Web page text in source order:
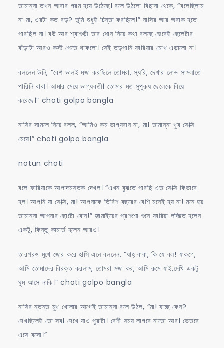
তামান্না তখন আবার গরম হয়ে উঠেছে। বলে উঠলো বিছানা থেকে, “বলেছিলাম
না মা, ওরটা কত বড়? তুমি শুধুই চিন্তা করছিলে!” নাসির আর অবাক হতে
পারছিল না। বউ আর শ্বাশুড়ী তার ধোন নিয়ে কথা বলছে ভেবেই ছেলেটার
বাঁড়াটা আরও কস্ট পেতে থাকলো। সেই তড়পানি ফারিয়ার চোখ এড়ালো না।
বললেন উনি, “বেশ ভালই মজা করছিলে তোমরা, স্যরি, দেখার লোভ সামলাতে
পারিনি বাবা। আমার মেয়ে ভাগ্যবতী। তোমার মত সুপুরুষ ছেলেকে বিয়ে
করেছে।” choti golpo bangla
নাসির সামলে নিয়ে বলল, “আমিও কম ভাগ্যবান না, মা। তামান্না খুব সেক্সি
মেয়ে।” choti golpo bangla
notun choti
বলে ফারিয়াকে আপাদমস্তক দেখল। “এখন বুঝতে পারছি এত সেক্সি কিভাবে
হল। আপনি যা সেক্সি, মা! আপনাকে তিরিশ বছরের বেশি মনেই হয় না! মনে হয়
তামান্না আপনার ছোটো বোন!” জামাইয়ের প্রশংশা শুনে ফারিয়া লজ্জিত হলেন
একটু, কিন্তু কামার্ত হলেন আরও।
তারপরও মুখে জোর করে হাসি এনে বললেন, “যাহ্ বাবা, কি যে বল! যাকগে,
আমি তোমাদের বিরক্ত করলাম, তোমরা মজা কর, আমি রুমে যাই,দেখি একটু
ঘুম আসে নাকি।” choti golpo bangla
নাসির ন্তন্ত মুখ খোলার আগেই তামান্না বলে উঠল, “মা! যাচ্ছ কেন?
দেখছিলেই তো সব। দেখে যাও পুরাটা। বেশী সময় লাগবে নাতো আর। ভেতরে
এসে বসো।”